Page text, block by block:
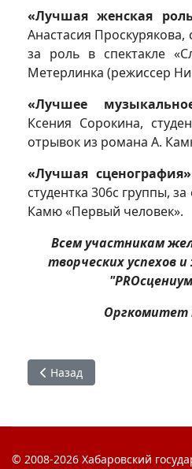
«Лучшая женская
Анастасия Проскурякова,
за роль в спектакле
Метерлинка (режиссер
«Лучшее
Ксения Сорокина,
отрывок из романа А.
«Лучшая
студентка 306с группы,
Камю «Первый человек».
Всем участникам
творческих успехов
Оргкомитет
Предыдущий: Откровение
Назад
© 2008-2026 Хабаровский